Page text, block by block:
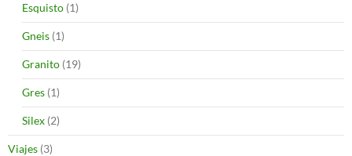
Esquisto (1)
Gneis (1)
Granito (19)
Gres (1)
Silex (2)
Viajes (3)